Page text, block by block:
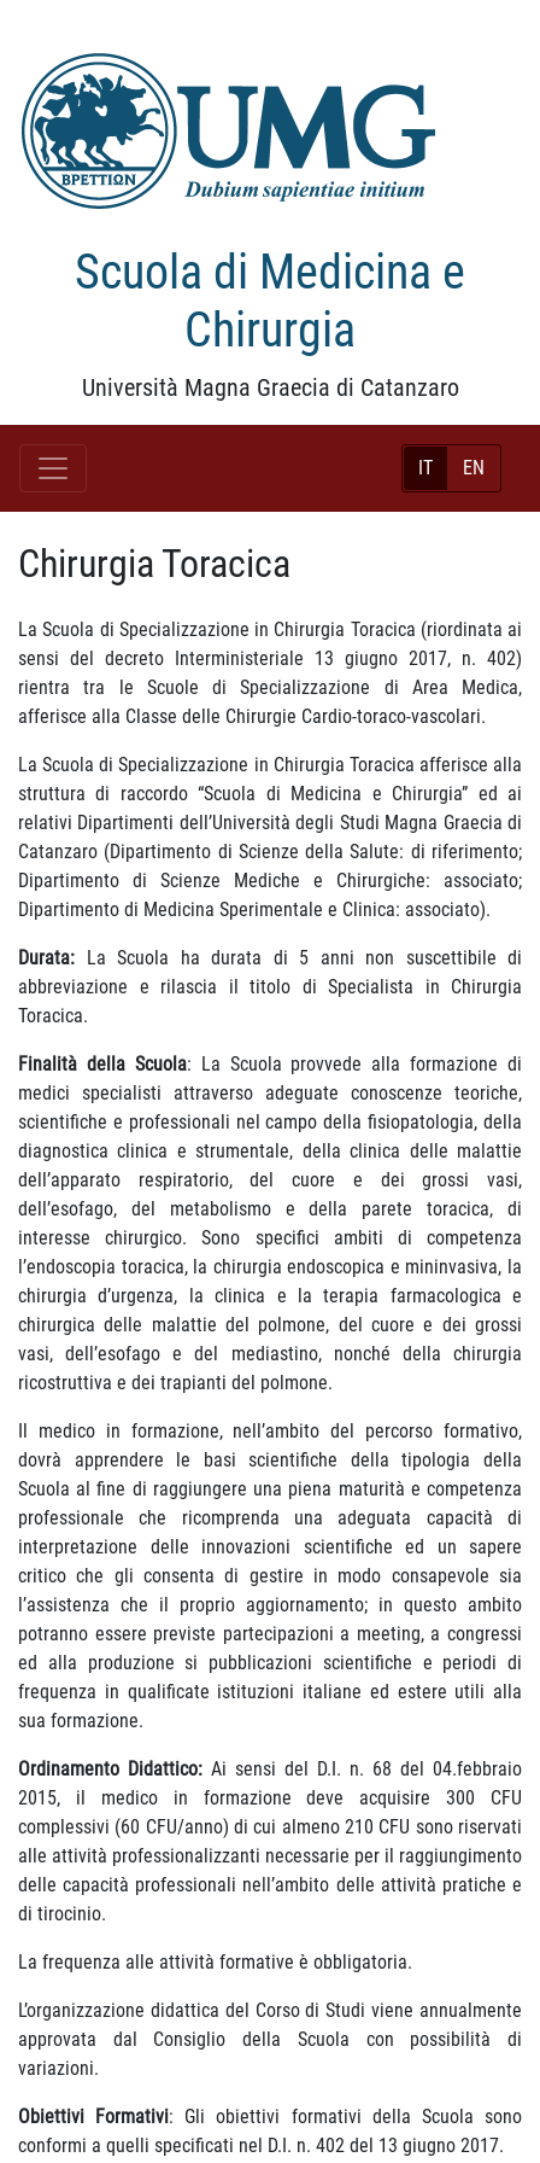
Scuola di Medicina e
Chirurgia
Università Magna Graecia di Catanzaro
IT EN
Chirurgia Toracica
La Scuola di Specializzazione in Chirurgia Toracica (riordinata ai
sensi del decreto Interministeriale 13 giugno 2017, n. 402)
rientra tra le Scuole di Specializzazione di Area Medica,
afferisce alla Classe delle Chirurgie Cardio-toraco-vascolari.
La Scuola di Specializzazione in Chirurgia Toracica afferisce alla
struttura di raccordo “Scuola di Medicina e Chirurgia” ed ai
relativi Dipartimenti dell’Università degli Studi Magna Graecia di
Catanzaro (Dipartimento di Scienze della Salute: di riferimento;
Dipartimento di Scienze Mediche e Chirurgiche: associato;
Dipartimento di Medicina Sperimentale e Clinica: associato).
Durata: La Scuola ha durata di 5 anni non suscettibile di
abbreviazione e rilascia il titolo di Specialista in Chirurgia
Toracica.
Finalità della Scuola: La Scuola provvede alla formazione di
medici specialisti attraverso adeguate conoscenze teoriche,
scientifiche e professionali nel campo della fisiopatologia, della
diagnostica clinica e strumentale, della clinica delle malattie
dell’apparato respiratorio, del cuore e dei grossi vasi,
dell’esofago, del metabolismo e della parete toracica, di
interesse chirurgico. Sono specifici ambiti di competenza
l’endoscopia toracica, la chirurgia endoscopica e mininvasiva, la
chirurgia d’urgenza, la clinica e la terapia farmacologica e
chirurgica delle malattie del polmone, del cuore e dei grossi
vasi, dell’esofago e del mediastino, nonché della chirurgia
ricostruttiva e dei trapianti del polmone.
Il medico in formazione, nell’ambito del percorso formativo,
dovrà apprendere le basi scientifiche della tipologia della
Scuola al fine di raggiungere una piena maturità e competenza
professionale che ricomprenda una adeguata capacità di
interpretazione delle innovazioni scientifiche ed un sapere
critico che gli consenta di gestire in modo consapevole sia
l’assistenza che il proprio aggiornamento; in questo ambito
potranno essere previste partecipazioni a meeting, a congressi
ed alla produzione si pubblicazioni scientifiche e periodi di
frequenza in qualificate istituzioni italiane ed estere utili alla
sua formazione.
Ordinamento Didattico: Ai sensi del D.I. n. 68 del 04.febbraio
2015, il medico in formazione deve acquisire 300 CFU
complessivi (60 CFU/anno) di cui almeno 210 CFU sono riservati
alle attività professionalizzanti necessarie per il raggiungimento
delle capacità professionali nell’ambito delle attività pratiche e
di tirocinio.
La frequenza alle attività formative è obbligatoria.
L’organizzazione didattica del Corso di Studi viene annualmente
approvata dal Consiglio della Scuola con possibilità di
variazioni.
Obiettivi Formativi: Gli obiettivi formativi della Scuola sono
conformi a quelli specificati nel D.I. n. 402 del 13 giugno 2017.